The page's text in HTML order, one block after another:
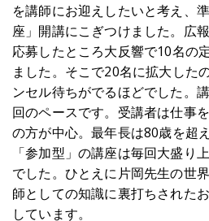
を講師にお迎えしたいと考え、
座」開講にこぎつけました。広
応募したところ大反響で10名の
ました。そこで20名に拡大した
ンセル待ちがでるほどでした。
回のペースです。受講者は仕事
の方が中心。最年長は80歳を超
「参加型」の講座は毎回大盛り
でした。ひとえに片岡先生の世
師としての知識に裏打ちされた
しています。